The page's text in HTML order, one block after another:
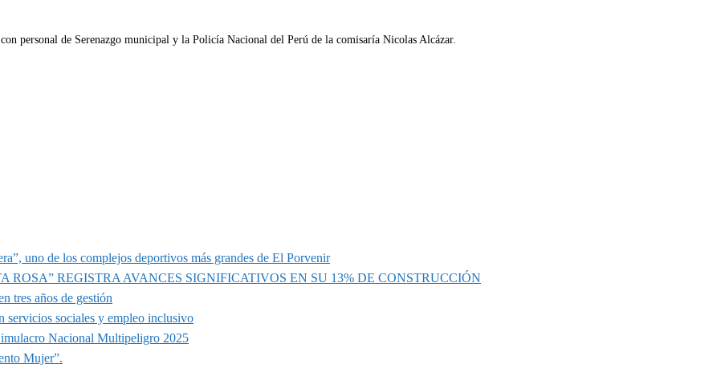
personal de Serenazgo municipal y la Policía Nacional del Perú de la comisaría Nicolas Alcázar.
uno de los complejos deportivos más grandes de El Porvenir
ROSA” REGISTRA AVANCES SIGNIFICATIVOS EN SU 13% DE CONSTRUCCIÓN
tres años de gestión
sociales y empleo inclusivo
Nacional Multipeligro 2025
Mujer”.